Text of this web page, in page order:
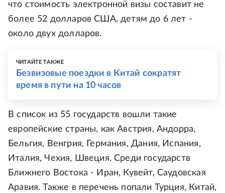
что стоимость электронной визы составит не
более 52 долларов США, детям до 6 лет -
около двух долларов.
ЧИТАЙТЕ ТАКЖЕ
Безвизовые поездки в Китай сократят
время в пути на 10 часов
В список из 55 государств вошли такие
европейские страны, как Австрия, Андорра,
Бельгия, Венгрия, Германия, Дания, Испания,
Италия, Чехия, Швеция. Среди государств
Ближнего Востока - Иран, Кувейт, Саудовская
Аравия. Также в перечень попали Турция, Китай,